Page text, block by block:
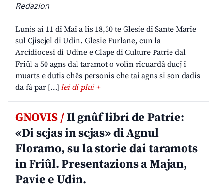
Redazion
Lunis ai 11 di Mai a lis 18,30 te Glesie di Sante Marie
sul Cjiscjel di Udin. Glesie Furlane, cun la
Arcidiocesi di Udine e Clape di Culture Patrie dal
Friûl a 50 agns dal taramot o volìn ricuardâ ducj i
muarts e dutis chês personis che tai agns si son dadis
da fâ par […] lei di plui +
GNOVIS /Il gnûf libri de Patrie:
«Di scjas in scjas» di Agnul
Floramo, su la storie dai taramots
in Friûl. Presentazions a Majan,
Pavie e Udin.